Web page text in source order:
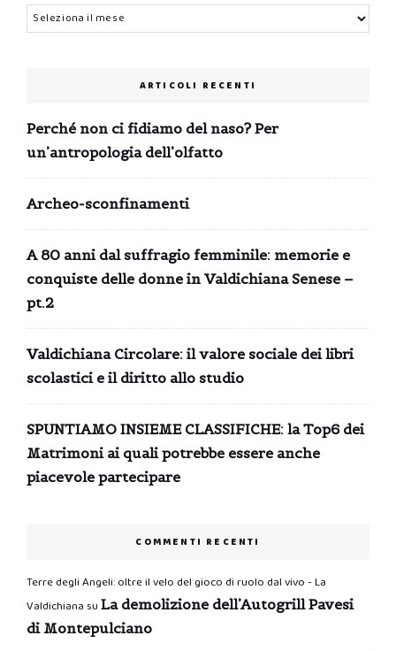
Archivi
ARTICOLI RECENTI
Perché non ci fidiamo del naso? Per
un’antropologia dell’olfatto
Archeo-sconfinamenti
A 80 anni dal suffragio femminile: memorie e
conquiste delle donne in Valdichiana Senese –
pt.2
Valdichiana Circolare: il valore sociale dei libri
scolastici e il diritto allo studio
SPUNTIAMO INSIEME CLASSIFICHE: la Top6 dei
Matrimoni ai quali potrebbe essere anche
piacevole partecipare
COMMENTI RECENTI
Terre degli Angeli: oltre il velo del gioco di ruolo dal vivo - La
Valdichiana su La demolizione dell’Autogrill Pavesi
di Montepulciano